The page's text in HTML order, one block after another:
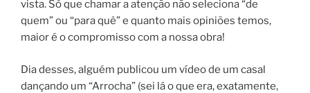
vista. Só que chamar a atenção não seleciona “de
quem” ou “para quê” e quanto mais opiniões temos,
maior é o compromisso com a nossa obra!
Dia desses, alguém publicou um vídeo de um casal
dançando um “Arrocha” (sei lá o que era, exatamente,